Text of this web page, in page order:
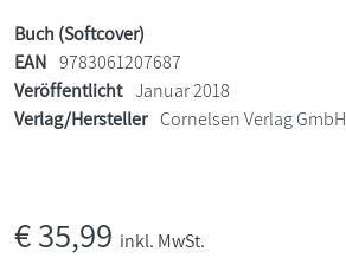
Buch (Softcover)
EAN 9783061207687
Veröffentlicht Januar 2018
Verlag/Hersteller Cornelsen Verlag GmbH
€35,99 inkl. MwSt.